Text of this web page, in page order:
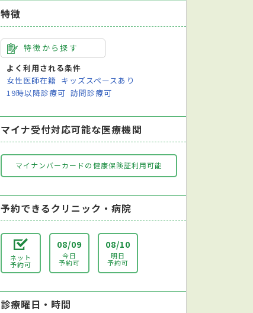
特徴
特徴から探す
よく利用される条件
女性医師在籍 キッズスペースあり
19時以降診療可 訪問診療可
マイナ受付対応可能な医療機関
マイナンバーカードの健康保険証利用可能
予約できるクリニック・病院
ネット
予約可
08/09
今日
予約可
08/10
明日
予約可
診療曜日・時間